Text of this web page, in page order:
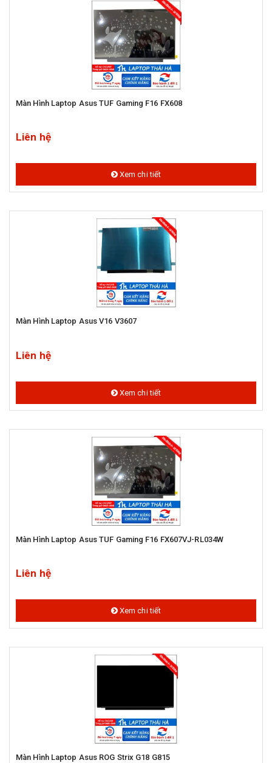
Màn Hình Laptop Asus TUF Gaming F16 FX608
Liên hệ
Xem chi tiết
Màn Hình Laptop Asus V16 V3607
Liên hệ
Xem chi tiết
Màn Hình Laptop Asus TUF Gaming F16 FX607VJ-RL034W
Liên hệ
Xem chi tiết
Màn Hình Laptop Asus ROG Strix G18 G815